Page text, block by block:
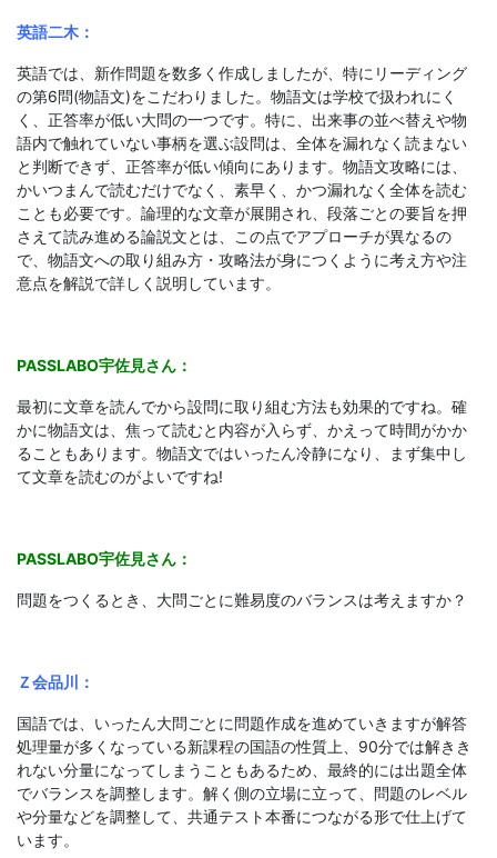
英語二木：
英語では、新作問題を数多く作成しましたが、特にリーディング
の第6問(物語文)をこだわりました。物語文は学校で扱われにく
く、正答率が低い大問の一つです。特に、出来事の並べ替えや物
語内で触れていない事柄を選ぶ設問は、全体を漏れなく読まない
と判断できず、正答率が低い傾向にあります。物語文攻略には、
かいつまんで読むだけでなく、素早く、かつ漏れなく全体を読む
ことも必要です。論理的な文章が展開され、段落ごとの要旨を押
さえて読み進める論説文とは、この点でアプローチが異なるの
で、物語文への取り組み方・攻略法が身につくように考え方や注
意点を解説で詳しく説明しています。
PASSLABO宇佐見さん：
最初に文章を読んでから設問に取り組む方法も効果的ですね。確
かに物語文は、焦って読むと内容が入らず、かえって時間がかか
ることもあります。物語文ではいったん冷静になり、まず集中し
て文章を読むのがよいですね!
PASSLABO宇佐見さん：
問題をつくるとき、大問ごとに難易度のバランスは考えますか？
Ｚ会品川：
国語では、いったん大問ごとに問題作成を進めていきますが解答
処理量が多くなっている新課程の国語の性質上、90分では解きき
れない分量になってしまうこともあるため、最終的には出題全体
でバランスを調整します。解く側の立場に立って、問題のレベル
や分量などを調整して、共通テスト本番につながる形で仕上げて
います。